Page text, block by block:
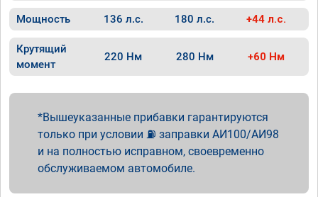
Мощность 136 л.с. 180 л.с. +44 л.с.
Крутящий
момент
220 Нм 280 Нм +60 Нм
Вышеуказанные прибавки гарантируются
только при условии ⛽ заправки АИ100/АИ98
и на полностью исправном, своевременно
обслуживаемом автомобиле.